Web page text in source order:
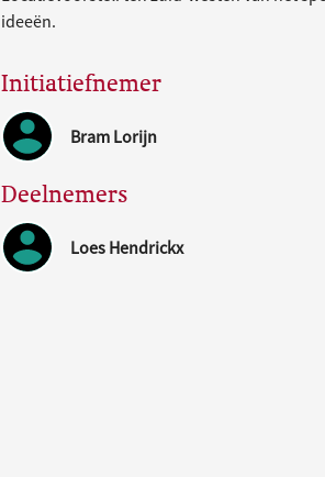
ideeën.
Initiatiefnemer
Bram Lorijn
Deelnemers
Loes Hendrickx